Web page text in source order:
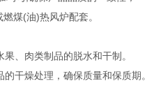
煤(油)热风炉配套。
、肉类制品的脱水和干制‌。
干燥处理，确保质量和保质期‌。